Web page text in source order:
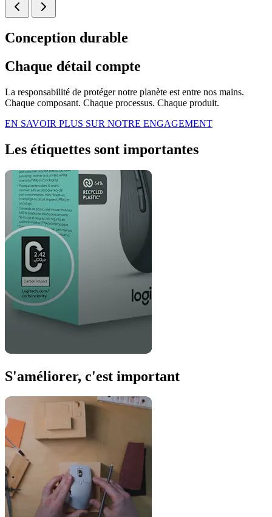
Conception durable
Chaque détail compte
La responsabilité de protéger notre planète est entre nos mains.
Chaque composant. Chaque processus. Chaque produit.
EN SAVOIR PLUS SUR NOTRE ENGAGEMENT
Les étiquettes sont importantes
S'améliorer, c'est important